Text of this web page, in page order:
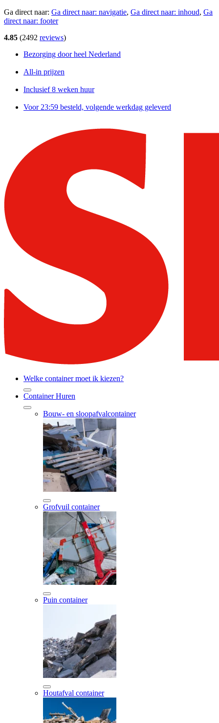
Ga direct naar: Ga direct naar: navigatie, Ga direct naar: inhoud, Ga
direct naar: footer
4.85 (2492 reviews)
Bezorging door heel Nederland
All-in prijzen
Inclusief 8 weken huur
Voor 23:59 besteld, volgende werkdag geleverd
Welke container moet ik kiezen?
Container Huren
Bouw- en sloopafvalcontainer
Grofvuil container
Puin container
Houtafval container